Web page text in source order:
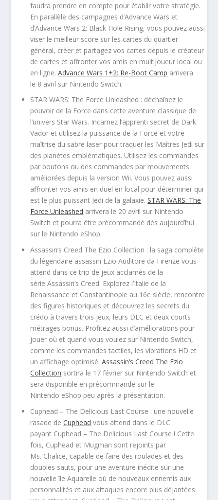
faudra prendre en compte pour établir votre stratégie.
En parallèle des campagnes d’Advance Wars et
d’Advance Wars 2: Black Hole Rising, vous pouvez aussi
viser le meilleur score sur les cartes du quartier
général, créer et partagez vos cartes depuis le créateur
de cartes et affronter vos amis en multijoueur local ou
en ligne.Advance Wars 1+2: Re-Boot Camp arrivera
le 8 avril sur Nintendo Switch.
STAR WARS: The Force Unleashed : déchaînez le
pouvoir de la Force dans cette aventure classique de
l’univers Star Wars. Incarnez l’apprenti secret de Dark
Vador et utilisez la puissance de la Force et votre
maîtrise du sabre laser pour traquer les Maîtres Jedi sur
des planètes emblématiques. Utilisez les commandes
par boutons ou des commandes par mouvements
améliorées depuis la version Wii. Vous pouvez aussi
affronter vos amis en duel en local pour déterminer qui
est le plus puissant Jedi de la galaxie.STAR WARS: The
Force Unleashed arrivera le 20 avril sur Nintendo
Switch et pourra être précommandé dès aujourd’hui
sur le Nintendo eShop.
Assassin’s Creed The Ezio Collection : la saga complète
du légendaire assassin Ezio Auditore da Firenze vous
attend dans ce trio de jeux acclamés de la
série Assassin’s Creed. Explorez l’Italie de la
Renaissance et Constantinople au 16e siècle, rencontre
des figures historiques et découvrez les secrets du
crédo à travers trois jeux, leurs DLC et deux courts
métrages bonus. Profitez aussi d’améliorations pour
jouer où et quand vous voulez sur Nintendo Switch,
comme les commandes tactiles, les vibrations HD et
un affichage optimisé.Assassin’s Creed The Ezio
Collection sortira le 17 février sur Nintendo Switch et
sera disponible en précommande sur le
Nintendo eShop peu après la présentation.
Cuphead – The Delicious Last Course : une nouvelle
rasade deCuphead vous attend dans le DLC
payant Cuphead – The Delicious Last Course ! Cette
fois, Cuphead et Mugman sont rejoints par
Ms. Chalice, capable de faire des roulades et des
doubles sauts, pour une aventure inédite sur une
nouvelle île Aquarelle où de nouveaux ennemis aux
personnalités et aux attaques encore plus déjantées